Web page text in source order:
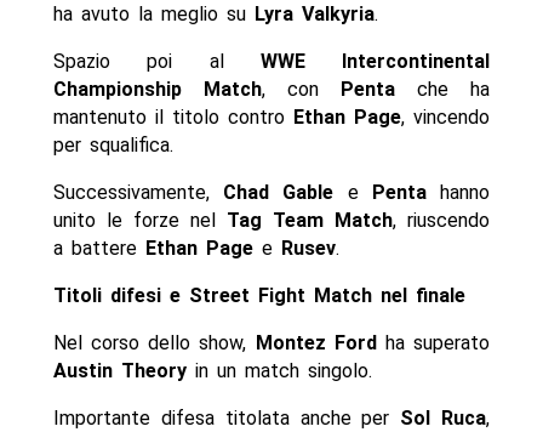
ha avuto la meglio su Lyra Valkyria.
Spazio poi al WWE Intercontinental
Championship Match, con Penta che ha
mantenuto il titolo contro Ethan Page, vincendo
per squalifica.
Successivamente, Chad Gable e Pentahanno
unito le forze nel Tag Team Match, riuscendo
a battere Ethan Pagee Rusev.
Titoli difesi e Street Fight Match nel finale
Nel corso dello show, Montez Ford ha superato
Austin Theoryin un match singolo.
Importante difesa titolata anche per Sol Ruca,